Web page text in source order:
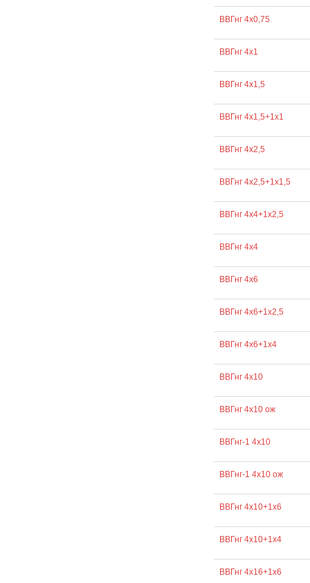
ВВГнг 4х0,75
ВВГнг 4х1
ВВГнг 4х1,5
ВВГнг 4х1,5+1х1
ВВГнг 4х2,5
ВВГнг 4х2,5+1х1,5
ВВГнг 4х4+1х2,5
ВВГнг 4х4
ВВГнг 4х6
ВВГнг 4х6+1х2,5
ВВГнг 4х6+1х4
ВВГнг 4х10
ВВГнг 4х10 ож
ВВГнг-1 4х10
ВВГнг-1 4х10 ож
ВВГнг 4х10+1х6
ВВГнг 4х10+1х4
ВВГнг 4х16+1х6